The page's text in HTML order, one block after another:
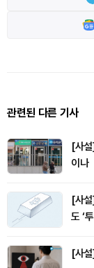
관련된 다른 기사
[사
이나
[사
도 ‘
[사